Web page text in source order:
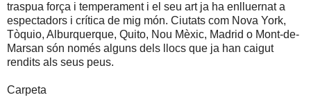
traspua força i temperament i el seu art ja ha enlluernat a
espectadors i crítica de mig món. Ciutats com Nova York,
Tòquio, Alburquerque, Quito, Nou Mèxic, Madrid o Mont-de-
Marsan són només alguns dels llocs que ja han caigut
rendits als seus peus.
Carpeta